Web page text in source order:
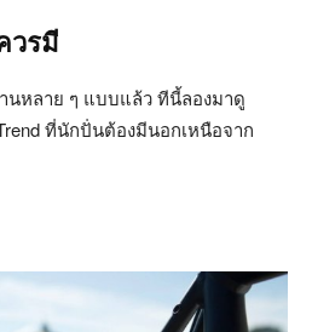
วรมี
นหลาย ๆ แบบแล้ว ทีนี้ลองมาดู
ที่นักปั่นต้องมีนอกเหนือจาก